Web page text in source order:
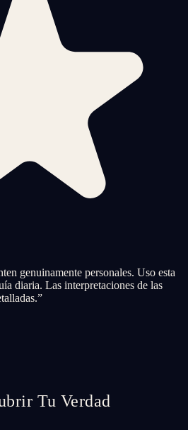
genuinamente personales. Uso esta
diaria. Las interpretaciones de las
”
Tu Verdad